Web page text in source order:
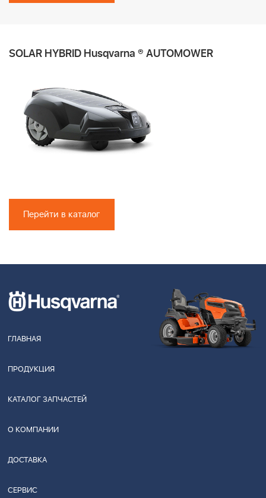
SOLAR HYBRID Husqvarna ® AUTOMOWER
Перейти в каталог
ГЛАВНАЯ
ПРОДУКЦИЯ
КАТАЛОГ ЗАПЧАСТЕЙ
О КОМПАНИИ
ДОСТАВКА
СЕРВИС